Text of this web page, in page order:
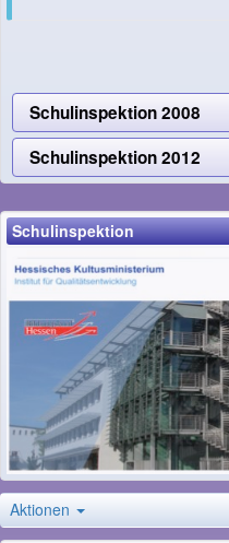
Schulinspektion 2008
Schulinspektion 2012
Schulinspektion
Aktionen